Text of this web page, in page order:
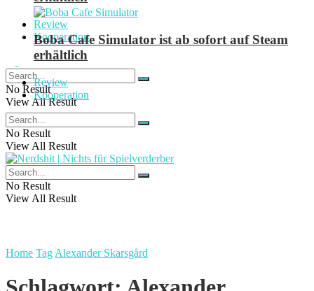
Review
Kooperation
No Result
View All Result
Boba Cafe Simulator ist ab sofort auf Steam
erhältlich
Review
Kooperation
No Result
View All Result
No Result
View All Result
Home Tag Alexander Skarsgård